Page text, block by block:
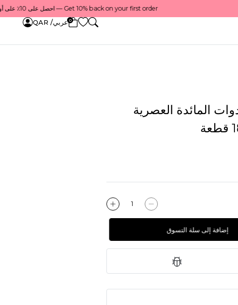
Get 10% back on your first order — احصل على 10٪ على أول طلب لك    |    Use code: Welcome10 — استخدم الرمز: Welcome10    |    Order before 1 PM for same-day delivery in Qatar — اطلب قبل الساعة 1 ظهرًا للتوصيل في نفس اليوم داخل قطر
0 عربي/ QAR
المائدة العصرية
إضافة إلى سلة التسوق